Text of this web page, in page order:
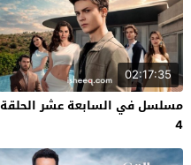
02:17:35
مسلسل في السابعة عشر الحلقة
4